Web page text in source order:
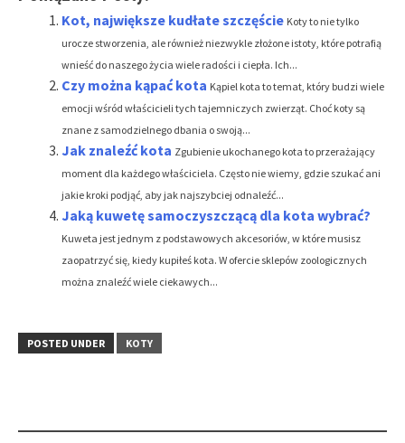
Kot, największe kudłate szczęście Koty to nie tylko
urocze stworzenia, ale również niezwykle złożone istoty, które potrafią
wnieść do naszego życia wiele radości i ciepła. Ich...
Czy można kąpać kota Kąpiel kota to temat, który budzi wiele
emocji wśród właścicieli tych tajemniczych zwierząt. Choć koty są
znane z samodzielnego dbania o swoją...
Jak znaleźć kota Zgubienie ukochanego kota to przerażający
moment dla każdego właściciela. Często nie wiemy, gdzie szukać ani
jakie kroki podjąć, aby jak najszybciej odnaleźć...
Jaką kuwetę samoczyszczącą dla kota wybrać?
Kuweta jest jednym z podstawowych akcesoriów, w które musisz
zaopatrzyć się, kiedy kupiłeś kota. W ofercie sklepów zoologicznych
można znaleźć wiele ciekawych...
POSTED UNDER KOTY